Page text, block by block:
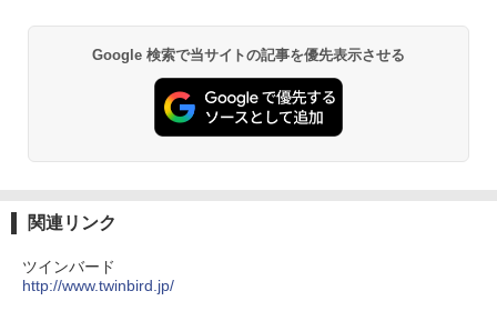
Google 検索で当サイトの記事を優先表示させる
関連リンク
ツインバード
http://www.twinbird.jp/